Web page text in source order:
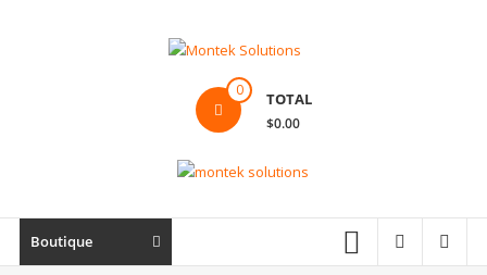
Ordinateur,
0 TOTAL
$0.00
Boutique